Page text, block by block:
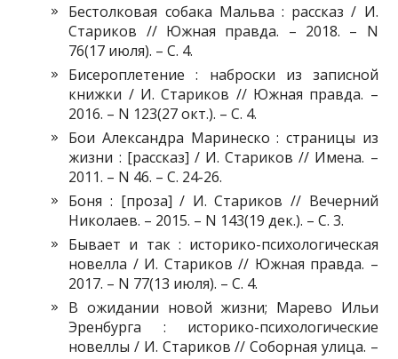
Бестолковая собака Мальва : рассказ / И.
Стариков // Южная правда. – 2018. – N
76(17 июля). – С. 4.
Бисероплетение : наброски из записной
книжки / И. Стариков // Южная правда. –
2016. – N 123(27 окт.). – С. 4.
Бои Александра Маринеско : страницы из
жизни : [рассказ] / И. Стариков // Имена. –
2011. – N 46. – С. 24-26.
Боня : [проза] / И. Стариков // Вечерний
Николаев. – 2015. – N 143(19 дек.). – С. 3.
Бывает и так : историко-психологическая
новелла / И. Стариков // Южная правда. –
2017. – N 77(13 июля). – С. 4.
В ожидании новой жизни; Марево Ильи
Эренбурга : историко-психологические
новеллы / И. Стариков // Соборная улица. –